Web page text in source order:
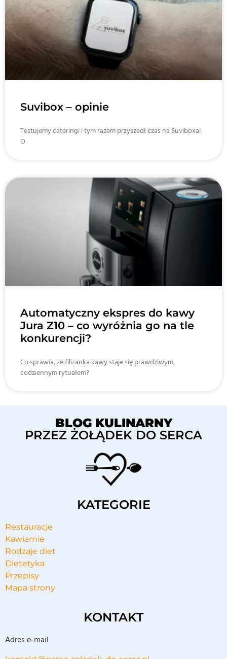
Suvibox – opinie
Testujemy cateringi i tym razem przyszedł czas na Suviboxa!
O
Automatyczny ekspres do kawy
Jura Z10 – co wyróżnia go na tle
konkurencji?
Co sprawia, że filiżanka kawy staje się prawdziwym,
codziennym rytuałem?
BLOG KULINARNY
PRZEZ ŻOŁĄDEK DO SERCA
KATEGORIE
Restauracje
Kawiarnie
Rodzaje diet
Dietetyka
Przepisy
Mapa strony
KONTAKT
Adres e-mail